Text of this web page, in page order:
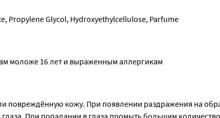
Propylene Glycol, Hydroxyethylcellulose, Parfume
моложе 16 лет и выраженным аллергикам
повреждённую кожу. При появлении раздражения на
глаза. При попадании в глаза промыть большим